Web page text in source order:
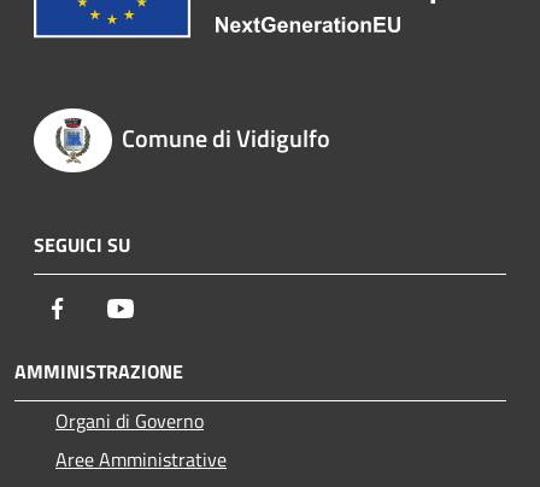
Comune di Vidigulfo
SEGUICI SU
Facebook
AMMINISTRAZIONE
Organi di Governo
Aree Amministrative